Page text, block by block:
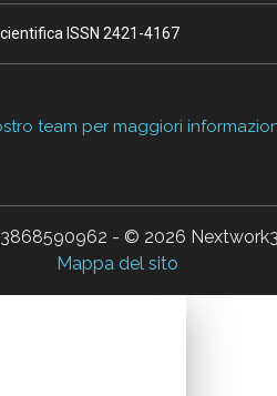
ISSN 2421-4167
team per maggiori
- © 2026
Mappa del sito